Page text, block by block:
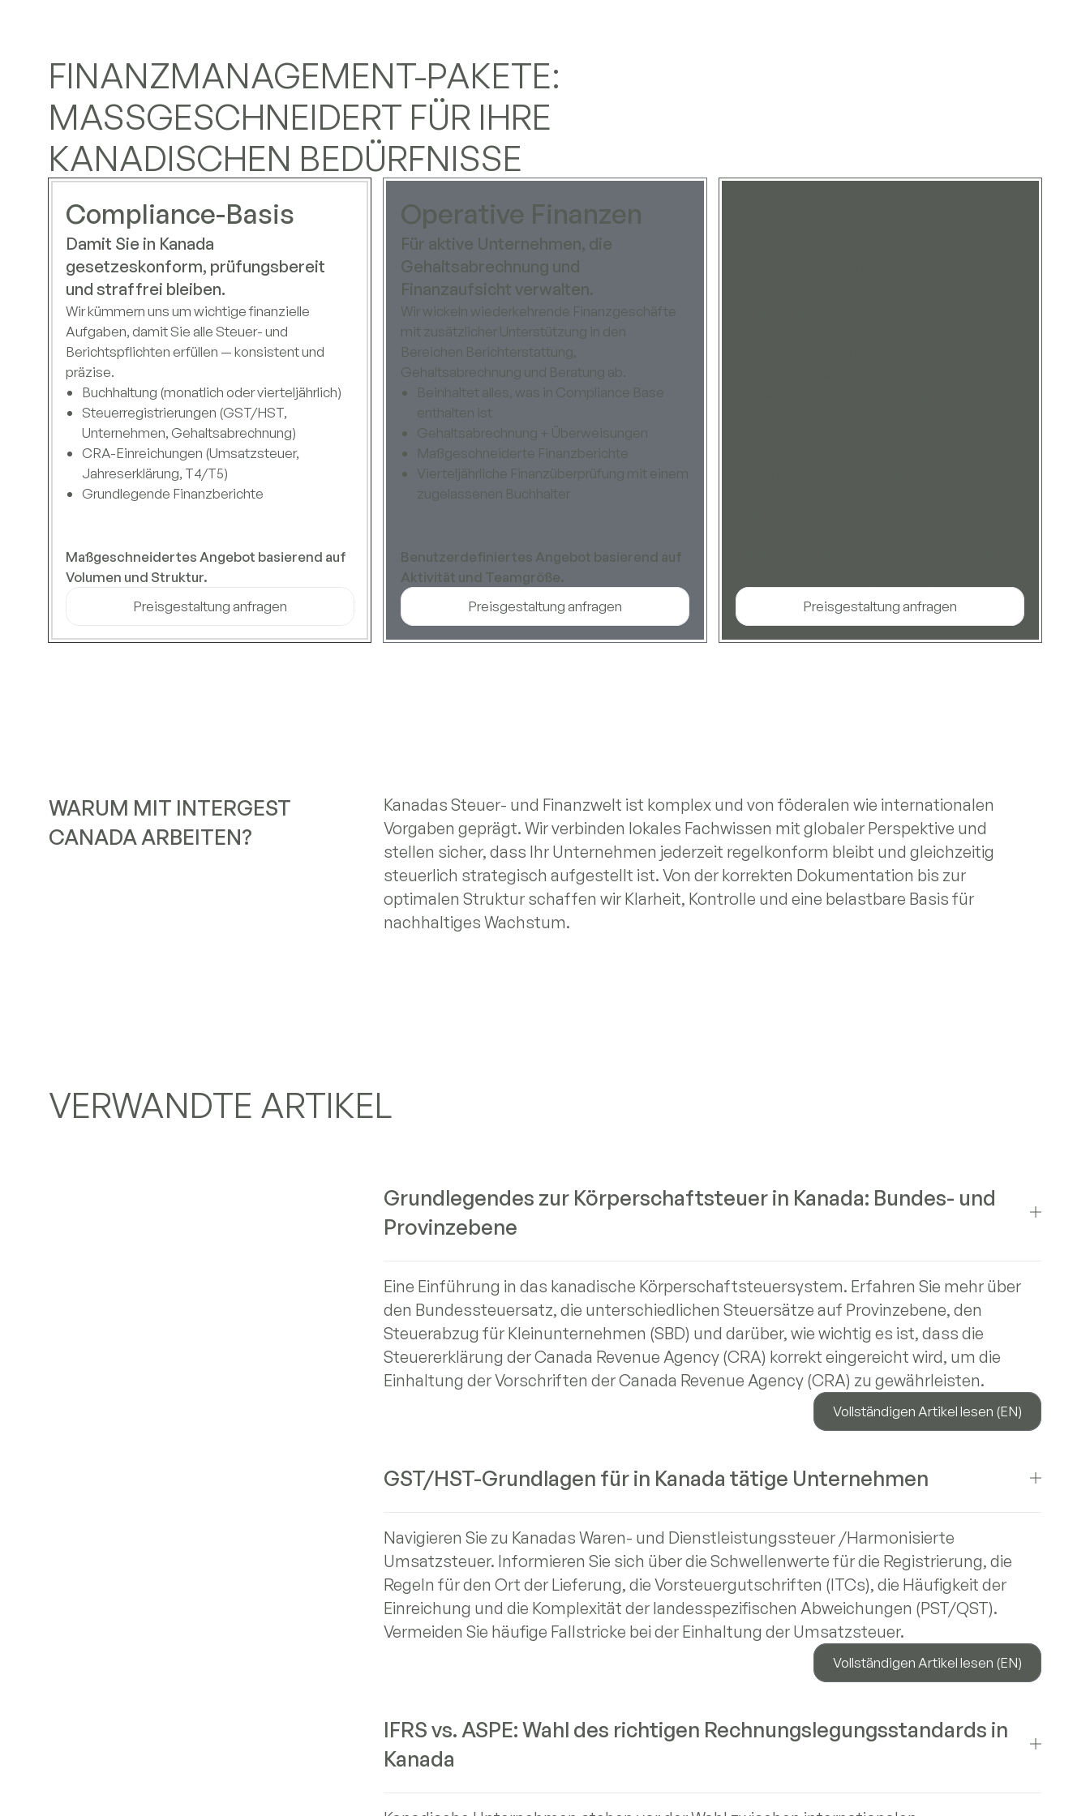
FINANZMANAGEMENT-PAKETE:
MASSGESCHNEIDERT FÜR IHRE K
ANADISCHEN BEDÜRFNISSE
Compliance-Basis
Damit Sie in Kanada
gesetzeskonform, prüfungsbereit
und straffrei bleiben.
Wir kümmern uns um wichtige finanzielle
Aufgaben, damit Sie alle Steuer- und
Berichtspflichten erfüllen — konsistent und
präzise.
Buchhaltung (monatlich oder vierteljährlich)
Steuerregistrierungen (GST/HST,
Unternehmen, Gehaltsabrechnung)
CRA-Einreichungen (Umsatzsteuer,
Jahreserklärung, T4/T5)
Grundlegende Finanzberichte
Maßgeschneidertes Angebot basierend auf
Volumen und Struktur.
Preisgestaltung anfragen
Operative Finanzen
Für aktive Unternehmen, die
Gehaltsabrechnung und
Finanzaufsicht verwalten.
Wir wickeln wiederkehrende Finanzgeschäfte
mit zusätzlicher Unterstützung in den
Bereichen Berichterstattung,
Gehaltsabrechnung und Beratung ab.
Beinhaltet alles, was in Compliance Base
enthalten ist
Gehaltsabrechnung + Überweisungen
Maßgeschneiderte Finanzberichte
Vierteljährliche Finanzüberprüfung mit einem
zugelassenen Buchhalter
Benutzerdefiniertes Angebot basierend auf
Aktivität und Teamgröße.
Preisgestaltung anfragen
Preisgestaltung anfragen
WARUM MIT INTERGEST
CANADA ARBEITEN?
Kanadas Steuer- und Finanzwelt ist komplex und von föderalen wie internationalen
Vorgaben geprägt. Wir verbinden lokales Fachwissen mit globaler Perspektive und
stellen sicher, dass Ihr Unternehmen jederzeit regelkonform bleibt und gleichzeitig
steuerlich strategisch aufgestellt ist. Von der korrekten Dokumentation bis zur
optimalen Struktur schaffen wir Klarheit, Kontrolle und eine belastbare Basis für
nachhaltiges Wachstum.
VERWANDTE ARTIKEL
Grundlegendes zur Körperschaftsteuer in Kanada: Bundes- und
Provinzebene
Eine Einführung in das kanadische Körperschaftsteuersystem. Erfahren Sie mehr über
den Bundessteuersatz, die unterschiedlichen Steuersätze auf Provinzebene, den
Steuerabzug für Kleinunternehmen (SBD) und darüber, wie wichtig es ist, dass die
Steuererklärung der Canada Revenue Agency (CRA) korrekt eingereicht wird, um die
Einhaltung der Vorschriften der Canada Revenue Agency (CRA) zu gewährleisten.
Vollständigen Artikel lesen (EN)
GST/HST-Grundlagen für in Kanada tätige Unternehmen
Navigieren Sie zu Kanadas Waren- und Dienstleistungssteuer /Harmonisierte
Umsatzsteuer. Informieren Sie sich über die Schwellenwerte für die Registrierung, die
Regeln für den Ort der Lieferung, die Vorsteuergutschriften (ITCs), die Häufigkeit der
Einreichung und die Komplexität der landesspezifischen Abweichungen (PST/QST).
Vermeiden Sie häufige Fallstricke bei der Einhaltung der Umsatzsteuer.
Vollständigen Artikel lesen (EN)
IFRS vs. ASPE: Wahl des richtigen Rechnungslegungsstandards in
Kanada